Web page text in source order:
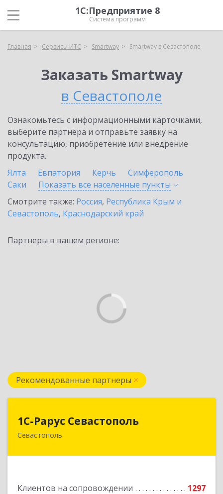
1С:Предприятие 8
Система программ
Главная Сервисы ИТС Smartway Smartway в Севастополе
Заказать Smartway
в Севастополе
Ознакомьтесь с информационными карточками,
выберите партнёра и отправьте заявку на
консультацию, приобретение или внедрение
продукта.
Ялта
Евпатория Керчь
Симферополь
Саки
Показать все населенные пункты
Смотрите также: Россия, Республика Крым и
Севастополь, Краснодарский край
Партнеры в вашем регионе:
Рекомендованные партнеры
1С-Рарус Севастополь
Севастополь
Клиентов на сопровождении 1297
299011, Севастополь г, Кулакова ул, дом № 58